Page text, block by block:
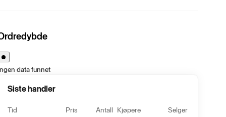
data funnet
Siste handler
Tid Pris Antall Kjøpere Selger